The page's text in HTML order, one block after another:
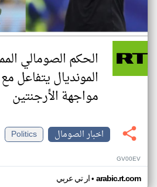
الحكم الصومالي
المونديال
مواجهة الأرجنتين
اخبار الصومال
Politics
GV00EV
ار تي عربي• arabic.rt.com